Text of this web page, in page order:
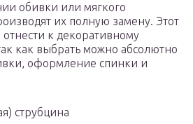
обивки или мягкого
их полную замену. Этот
к декоративному
как выбрать можно абсолютно
оформление спинки и
струбцина